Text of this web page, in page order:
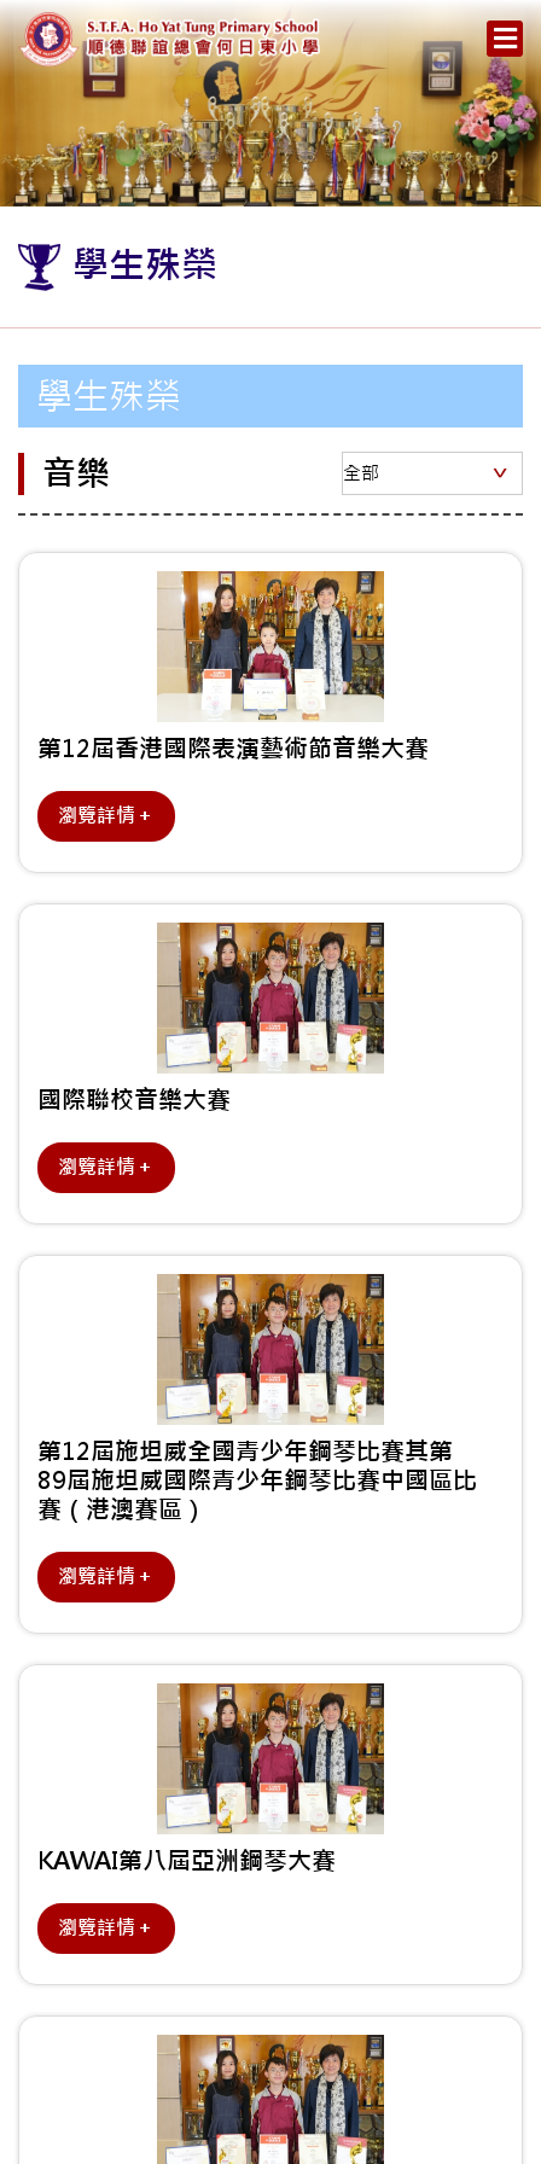
學生殊榮
學生殊榮
音樂
第12屆香港國際表演藝術節音樂大賽
瀏覽詳情＋
國際聯校音樂大賽
瀏覽詳情＋
第12屆施坦威全國青少年鋼琴比賽其第
89屆施坦威國際青少年鋼琴比賽中國區比
賽（港澳賽區）
瀏覽詳情＋
KAWAI第八屆亞洲鋼琴大賽
瀏覽詳情＋